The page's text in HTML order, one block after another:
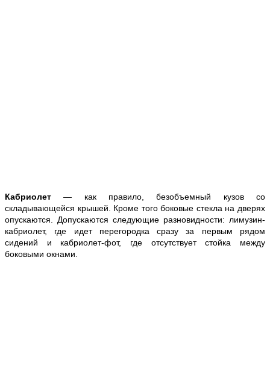
Кабриолет— как правило, безобъемный кузов со
складывающейся крышей. Кроме того боковые стекла на дверях
опускаются. Допускаются следующие разновидности: лимузин-
кабриолет, где идет перегородка сразу за первым рядом
сидений и кабриолет-фот, где отсутствует стойка между
боковыми окнами.